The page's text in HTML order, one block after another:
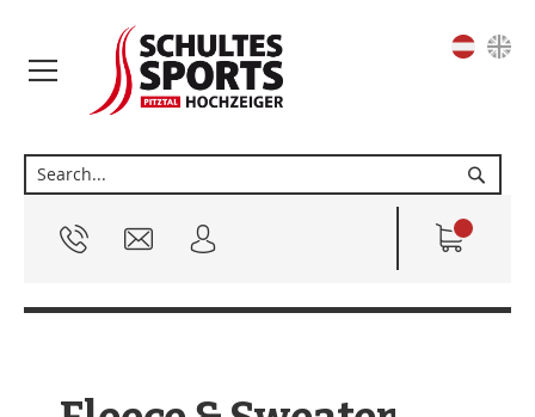
Suche
Sprache